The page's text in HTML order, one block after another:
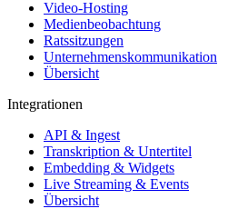
Video-Hosting
Medienbeobachtung
Ratssitzungen
Unternehmenskommunikation
Übersicht
Integrationen
API & Ingest
Transkription & Untertitel
Embedding & Widgets
Live Streaming & Events
Übersicht